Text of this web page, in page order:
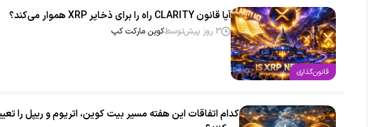
قانون‌گذاری
آیا قانون CLARITY راه را برای ذخایر XRP هموار می‌کند؟
3 روز پیش توسطکوین مارکت کپ
کدام اتفاقات این هفته مسیر بیت‌ کوین، اتریوم و ریپل را